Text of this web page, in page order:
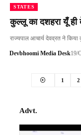
STATES
कुल्लू का दशहरा यूँ ही
राज्यपाल आचार्य देवव्रत ने
Devbhoomi Media Desk19/
1 2
Advt.
Video